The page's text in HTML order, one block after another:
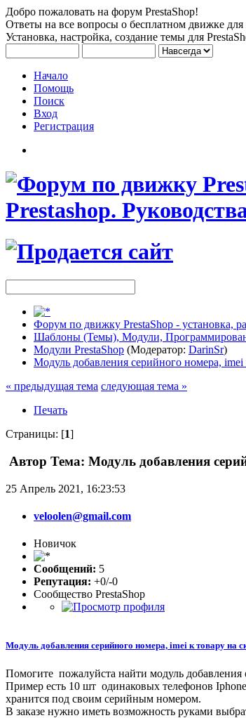
Добро пожаловать на форум PrestaShop!
Ответы на все вопросы о бесплатном движке для
Установка, настройка, создание темы для
Начало
Помощь
Поиск
Вход
Регистрация
Форум по движку PrestaShop - установка,
Шаблоны (Темы), Модули,
Модули PrestaShop (Модератор: DarinSr)
Модуль добавления серийного номера, imei
« предыдущая тема следующая тема »
Печать
Страницы: [1]
Автор Тема: Модуль добавления
25 Апрель 2021, 16:23:53
veloolen@gmail.com
Новичок
Сообщений: 5
Репутация: +0/-0
Сообщество PrestaShop
Модуль добавления серийного номера, imei к товару на
Помогите пожалуйста найти модуль добавления
Пример есть 10 шт одинаковых телефонов
хранится под своим серийным номером.
В заказе нужно иметь возможность руками